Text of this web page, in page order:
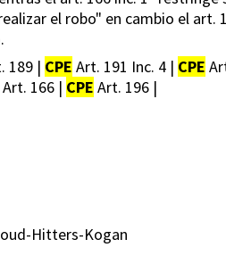
el robo" en cambio el
189 | CPE Art. 191 Inc. 4 | CPE
Art. 166 | CPE Art. 196 |
Hitters-Kogan